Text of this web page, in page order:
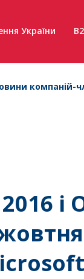
України
компаній-
і